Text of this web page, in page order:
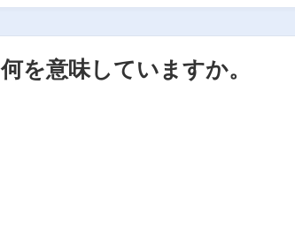
を意味していますか。